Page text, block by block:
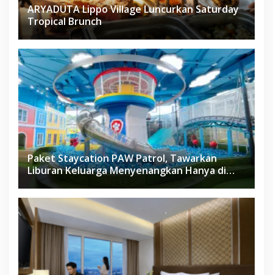
ARYADUTA Lippo Village Luncurkan Saturday
Tropical Brunch
Paket Staycation PAW Patrol, Tawarkan
Liburan Keluarga Menyenangkan Hanya di
Herloom Hotel BSD